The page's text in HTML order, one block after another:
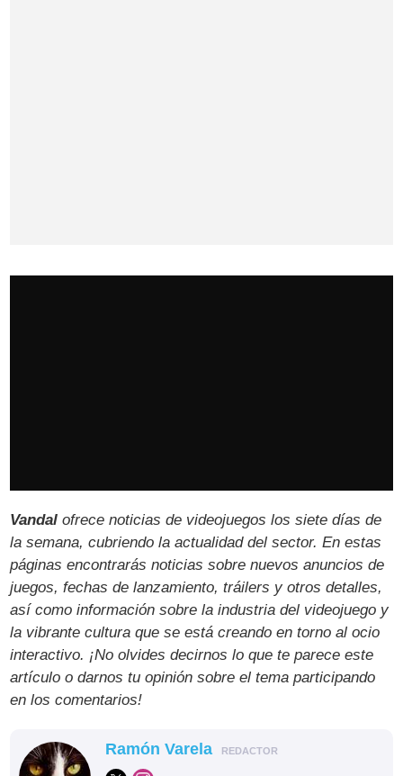
Vandal ofrece noticias de videojuegos los siete días de
la semana, cubriendo la actualidad del sector. En estas
páginas encontrarás noticias sobre nuevos anuncios de
juegos, fechas de lanzamiento, tráilers y otros detalles,
así como información sobre la industria del videojuego y
la vibrante cultura que se está creando en torno al ocio
interactivo. ¡No olvides decirnos lo que te parece este
artículo o darnos tu opinión sobre el tema participando
en los comentarios!
Ramón Varela REDACTOR